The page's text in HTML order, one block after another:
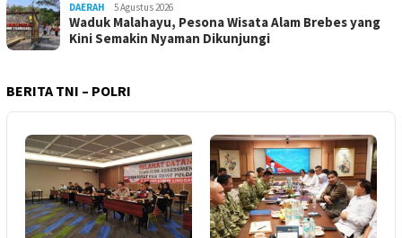
DAERAH 5 Agustus 2026
Waduk Malahayu, Pesona Wisata Alam Brebes yang
Kini Semakin Nyaman Dikunjungi
BERITA TNI – POLRI